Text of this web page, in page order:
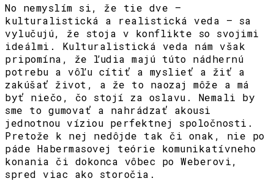
No nemyslím si, že tie dve –
kulturalistická a realistická veda – sa
vylučujú, že stoja v konflikte so svojimi
ideálmi. Kulturalistická veda nám však
pripomína, že ľudia majú túto nádhernú
potrebu a vôľu cítiť a myslieť a žiť a
zakúšať život, a že to naozaj môže a má
byť niečo, čo stojí za oslavu. Nemali by
sme to gumovať a nahrádzať akousi
jednotnou víziou perfektnej spoločnosti.
Pretože k nej nedôjde tak či onak, nie po
páde Habermasovej teórie komunikatívneho
konania či dokonca vôbec po Weberovi,
spred viac ako storočia.